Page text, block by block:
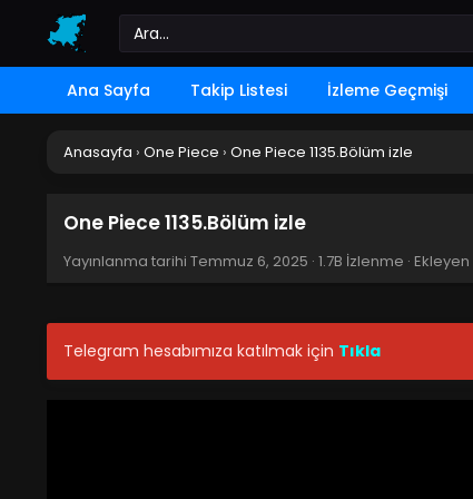
Ana Sayfa Takip Listesi İzleme Geçmişi
Anasayfa › One Piece › One Piece 1135.Bölüm izle
One Piece 1135.Bölüm izle
Yayınlanma tarihi Temmuz 6, 2025 · 1.7B İzlenme · Ekleyen
Telegram hesabımıza katılmak için Tıkla